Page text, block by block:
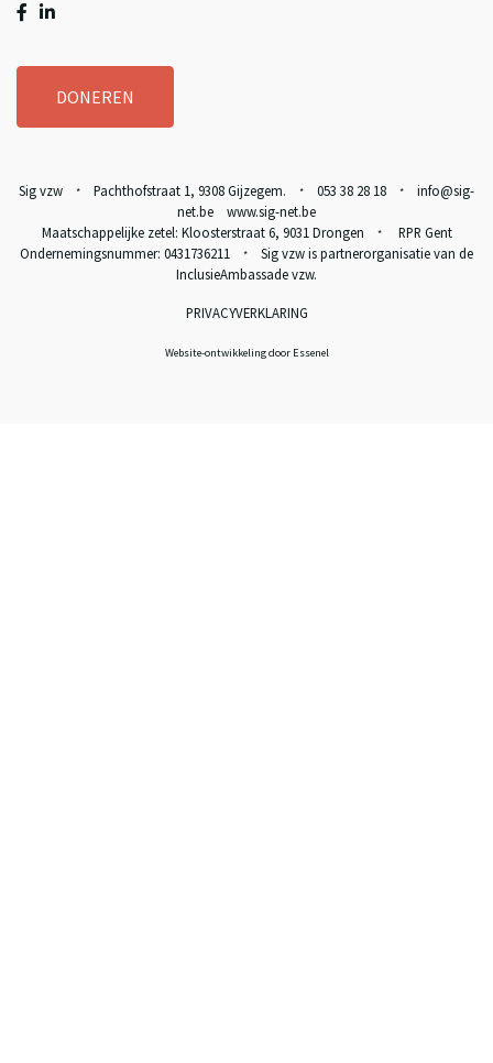
DONEREN
Sig vzw * Pachthofstraat 1, 9308 Gijzegem. * 053 38 28 18 *
info@sig-
net.be www.sig-net.be
Maatschappelijke zetel: Kloosterstraat 6, 9031 Drongen
*RPR Gent
Ondernemingsnummer: 0431736211
*
Sig vzw is partnerorganisatie van de
InclusieAmbassade vzw.
PRIVACYVERKLARING
Website-ontwikkeling door Essenel